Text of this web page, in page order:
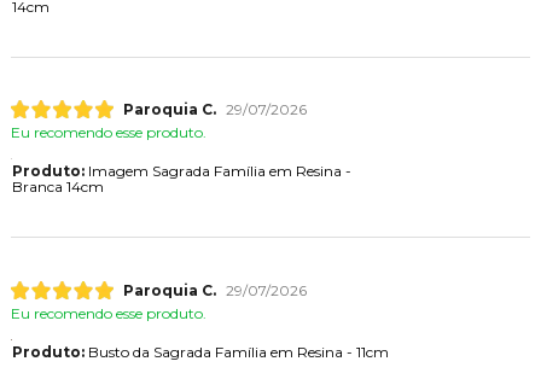
14cm
Paroquia C. 29/07/2026
Eu recomendo esse produto.
Produto:Imagem Sagrada Família em Resina -
Branca 14cm
Paroquia C. 29/07/2026
Eu recomendo esse produto.
Produto:Busto da Sagrada Família em Resina - 11cm